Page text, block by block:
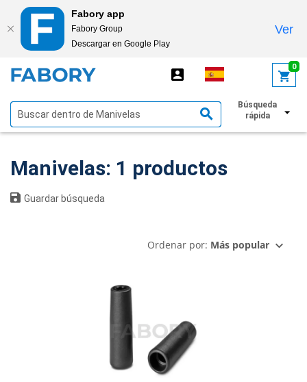
Fabory app
Fabory Group
Descargar en Google Play
Ver
0
Búsqueda
rápida
Mostrar filtros
Manivelas: 1 productos
Guardar búsqueda
Ordenar por: Más popular